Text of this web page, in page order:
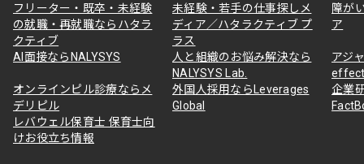
フリーター・既卒・未経験
の就職・再就職ならハタラ
クティブ
未経験・若手の仕事探しメ
ディア／ハタラクティブ プ
ラス
障が
ア
AI面接ならNALYSYS
人と組織のお悩み解決なら
NALYSYS Lab.
アジ
オンラインピル診療ならメ
デリピル
外国人採用ならLeverages
Global
企業
レバウェル保育士 保育士向
けお役立ち情報